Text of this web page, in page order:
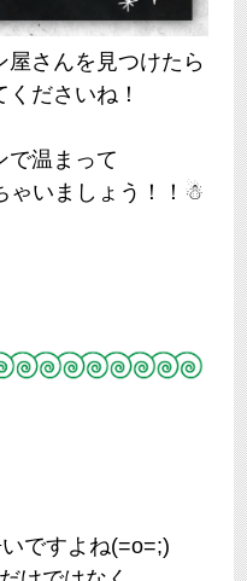
さんを見つけたら
ださいね！
で温まって
ゃいましょう！！☃
ですよね(=o=;)